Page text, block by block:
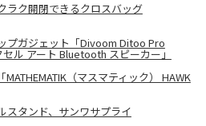
ラク開閉できるクロスバッグ
プガジェット「Divoom Ditoo Pro
ル アート Bluetooth スピーカー」
（マスマティック） HAWK
スタンド、サンワサプライ